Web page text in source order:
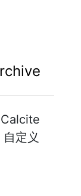
定义